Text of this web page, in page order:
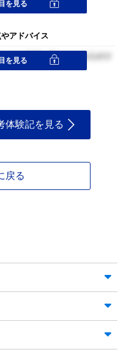
を見る
アドバイス
よう簡潔に書くことを心がけ
を見る
体験記を見る
戻る